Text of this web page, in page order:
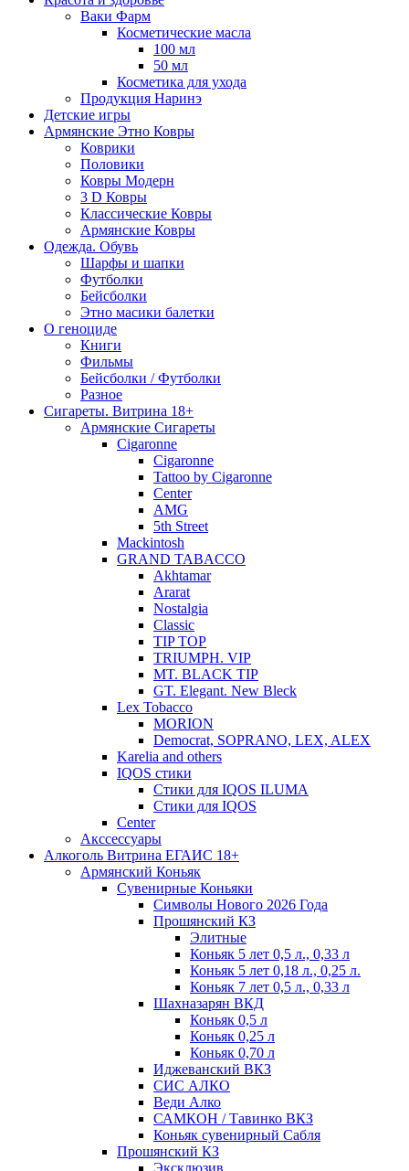
Ваки Фарм
Косметические масла
100 мл
50 мл
Косметика для ухода
Продукция Наринэ
Детские игры
Армянские Этно Ковры
Коврики
Половики
Ковры Модерн
3 D Ковры
Классические Ковры
Армянские Ковры
Одежда. Обувь
Шарфы и шапки
Футболки
Бейсболки
Этно масики балетки
О геноциде
Книги
Фильмы
Бейсболки / Футболки
Разное
Сигареты. Витрина 18+
Армянские Сигареты
Cigaronne
Cigaronne
Tattoo by Cigaronne
Center
AMG
5th Street
Mackintosh
GRAND TABACCO
Akhtamar
Ararat
Nostalgia
Classic
TIP TOP
TRIUMPH. VIP
MT. BLACK TIP
GT. Elegant. New Bleck
Lex Tobacco
MORION
Democrat, SOPRANO, LEX, ALEX
Karelia and others
IQOS стики
Стики для IQOS ILUMA
Стики для IQOS
Сenter
Акссессуары
Алкоголь Витрина ЕГАИС 18+
Армянский Коньяк
Сувенирные Коньяки
Символы Нового 2026 Года
Прошянский КЗ
Элитные
Коньяк 5 лет 0,5 л., 0,33 л
Коньяк 5 лет 0,18 л., 0,25 л.
Коньяк 7 лет 0,5 л., 0,33 л
Шахназарян ВКД
Коньяк 0,5 л
Коньяк 0,25 л
Коньяк 0,70 л
Иджеванский ВКЗ
СИС АЛКО
Веди Алко
САМКОН / Тавинко ВКЗ
Коньяк сувенирный Сабля
Прошянский КЗ
Эксклюзив